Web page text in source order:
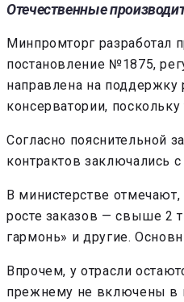
Отечественные
Минпромторг разработал
постановление №1875,
направлена на поддержку
консерватории,
Согласно пояснительной
контрактов заключались
В министерстве
росте заказов — свыше 2
гармонь» и другие.
Впрочем, у отрасли
прежнему не включены в